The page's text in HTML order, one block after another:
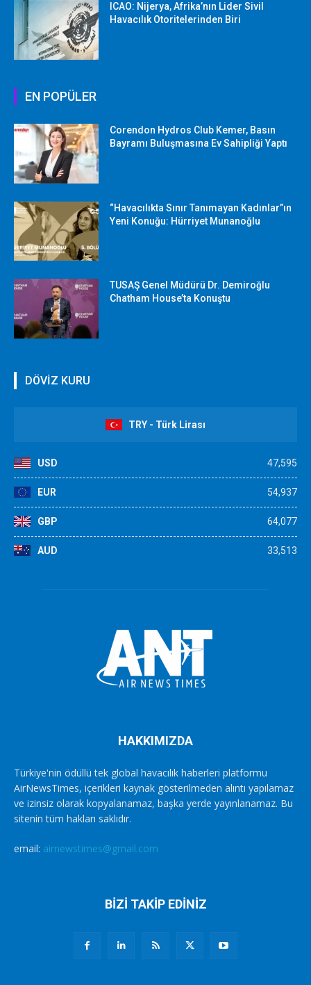
ICAO: Nijerya, Afrika’nın Lider Sivil
Havacılık Otoritelerinden Biri
EN POPÜLER
Corendon Hydros Club Kemer, Basın
Bayramı Buluşmasına Ev Sahipliği Yaptı
“Havacılıkta Sınır Tanımayan Kadınlar”ın
Yeni Konuğu: Hürriyet Munanoğlu
TUSAŞ Genel Müdürü Dr. Demiroğlu
Chatham House’ta Konuştu
DÖVİZ KURU
TRY - Türk Lirası
USD 47,595
EUR 54,937
GBP 64,077
AUD 33,513
HAKKIMIZDA
Türkiye'nin ödüllü tek global havacılık haberleri platformu
AirNewsTimes, içerikleri kaynak gösterilmeden alıntı yapılamaz
ve izinsiz olarak kopyalanamaz, başka yerde yayınlanamaz. Bu
sitenin tüm hakları saklıdır.
email: airnewstimes@gmail.com
BİZİ TAKİP EDİNİZ